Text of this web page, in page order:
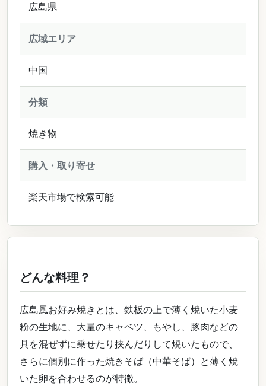
広島県
広域エリア
中国
分類
焼き物
購入・取り寄せ
楽天市場で検索可能
どんな料理？
広島風お好み焼きとは、鉄板の上で薄く焼いた小麦
粉の生地に、大量のキャベツ、もやし、豚肉などの
具を混ぜずに乗せたり挟んだりして焼いたもので、
さらに個別に作った焼きそば（中華そば）と薄く焼
いた卵を合わせるのが特徴。